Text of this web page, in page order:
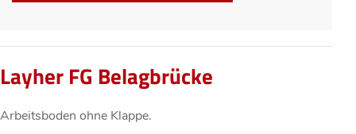
Layher FG Belagbrücke
Arbeitsboden ohne Klappe.